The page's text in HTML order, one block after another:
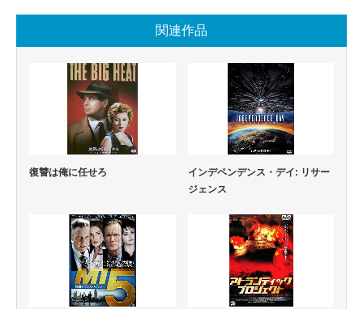
関連作品
復讐は俺に任せろ
インデペンデンス・デイ: リサー
ジェンス